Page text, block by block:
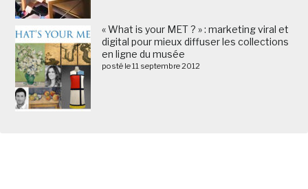
« What is your MET ? » : marketing viral et
digital pour mieux diffuser les collections
en ligne du musée
posté le 11 septembre 2012